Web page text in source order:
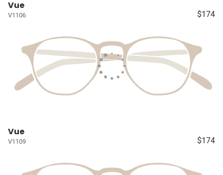
Vue
V1106 $174
Vue
V1109 $174